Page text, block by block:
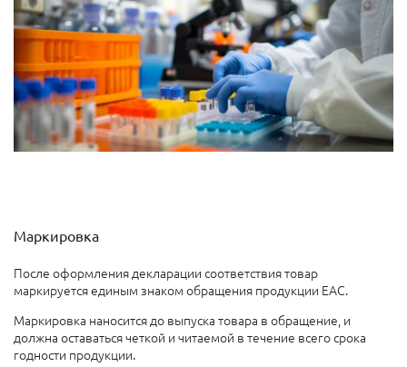
Маркировка
После оформления декларации соответствия товар
маркируется единым знаком обращения продукции ЕАС.
Маркировка наносится до выпуска товара в обращение, и
должна оставаться четкой и читаемой в течение всего срока
годности продукции.